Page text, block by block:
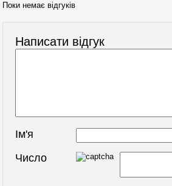
Поки немає відгуків
Написати відгук
Ім'я
Число